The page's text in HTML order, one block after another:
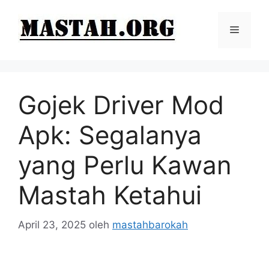
Menu
Gojek Driver Mod
Apk: Segalanya
yang Perlu Kawan
Mastah Ketahui
April 23, 2025 oleh mastahbarokah